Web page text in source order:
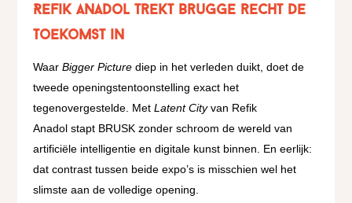
Refik Anadol trekt Brugge recht de
toekomst in
WaarBigger Picture diep in het verleden duikt, doet de
tweede openingstentoonstelling exact het
tegenovergestelde. MetLatent Cityvan Refik
Anadol stapt BRUSK zonder schroom de wereld van
artificiële intelligentie en digitale kunst binnen. En eerlijk:
dat contrast tussen beide expo’s is misschien wel het
slimste aan de volledige opening.